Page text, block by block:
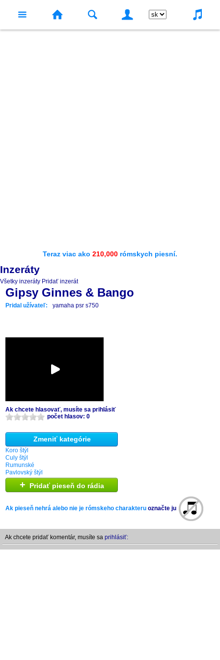
Teraz viac ako 210,000 rómskych piesní.
Inzeráty
Všetky inzeráty Pridať inzerát
Gipsy Ginnes & Bango
Pridal užívateľ: yamaha psr s750
Ak chcete hlasovať, musíte sa prihlásiť
počet hlasov: 0
Zmeniť kategórie
Koro štýl
Culy štýl
Rumunské
Pavlovský štýl
+ Pridať pieseň do rádia
Ak pieseň nehrá alebo nie je rómskeho charakteru označte ju
Ak chcete pridať komentár, musíte sa prihlásiť: